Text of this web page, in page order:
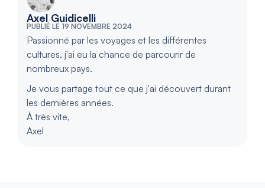
Axel Guidicelli
PUBLIÉ LE 19 NOVEMBRE 2024
Passionné par les voyages et les différentes
cultures, j'ai eu la chance de parcourir de
nombreux pays.
Je vous partage tout ce que j'ai découvert durant
les dernières années.
À très vite,
Axel